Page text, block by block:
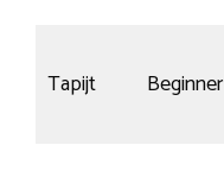
Tapijt Beginner